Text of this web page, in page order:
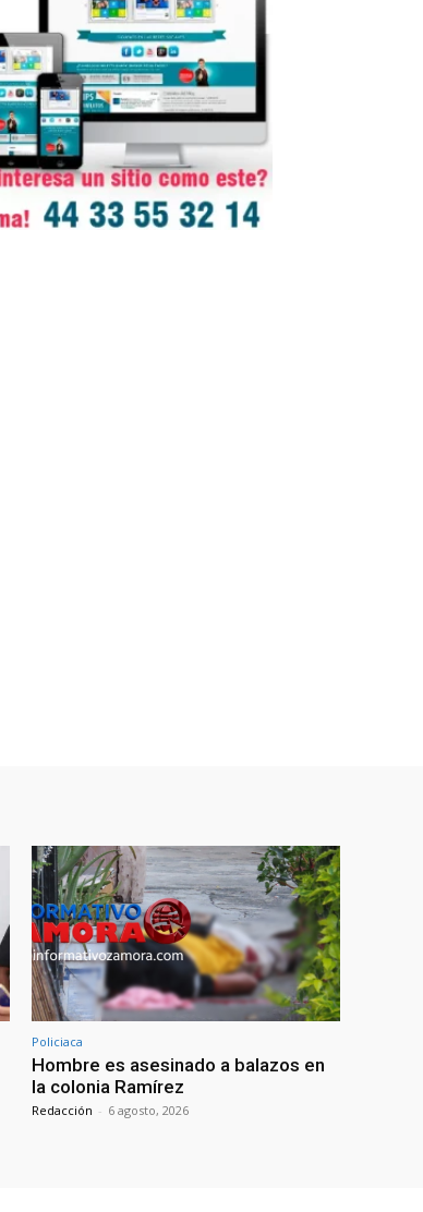
Policiaca
Hombre es asesinado a balazos en
la colonia Ramírez
Redacción - 6 agosto, 2026